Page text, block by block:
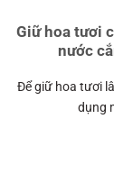
Giữ hoa tươi
nước
Để giữ hoa tươi
dụng